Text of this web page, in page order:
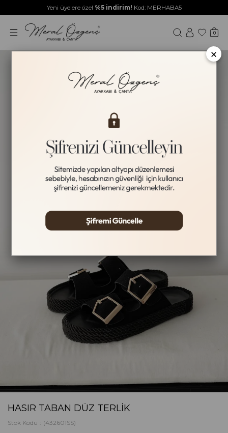
Yeni üyelere özel %5 indirim! Kod: MERHABA5
0
HASIR TABAN DÜZ TERLIK
Stok Kodu (432601SS)
×